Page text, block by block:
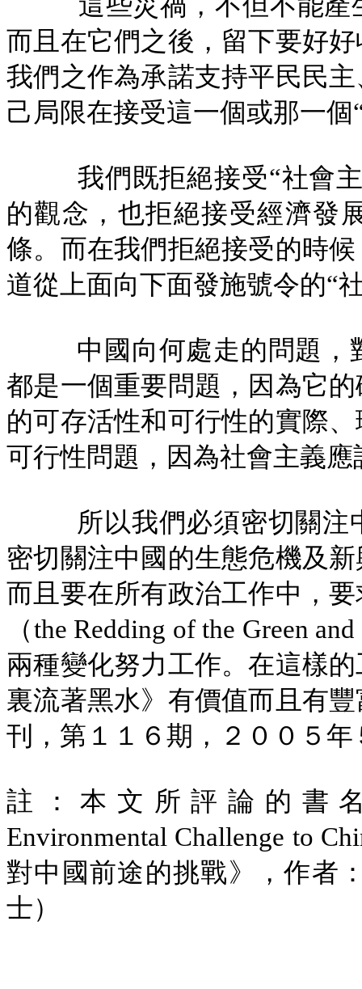
而且在它們之後，留下要好
我們之作為承諾支持平民民
己局限在接受這一個或那一
我們既拒絕接受“社會
的觀念，也拒絕接受經濟發
條。而在我們拒絕接受的時
道從上面向下面發施號令的“
中國向何處走的問題，
都是一個重要問題，因為它
的可存活性和可行性的實際
可行性問題，因為社會主義
所以我們必須密切關
密切關注中國的生態危機及
而且要在所有政治工作中，
（the Redding of the Green
兩種變化努力工作。在這樣
裏流著黑水》有價值而且有
刊，第１１６期，２００５
註：本文所評論的書
Environmental Challenge to
對中國前途的挑戰》，作者
士）